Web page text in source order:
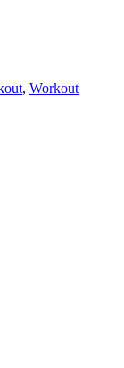
, Workout